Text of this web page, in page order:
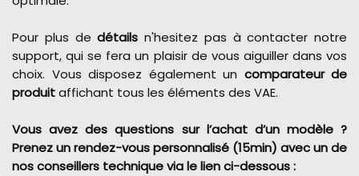
Pour plus dedétails n'hesitez pas à contacter notre
support, qui se fera un plaisir de vous aiguiller dans vos
choix. Vous disposez également un comparateur de
produitaffichant tous les éléments des VAE.
Vous avez des questions sur l’achat d’un modèle ?
Prenez un rendez-vous personnalisé (15min) avec un de
nos conseillers technique via le lien ci-dessous :